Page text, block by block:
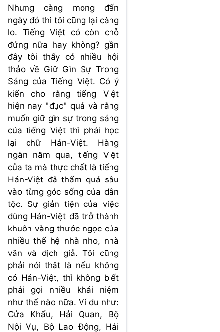
Nhưng càng mong đến
ngày đó thì tôi cũng lại càng
lo. Tiếng Việt có còn chỗ
đứng nữa hay không? gần
đây tôi thấy có nhiều hội
thảo về Giữ Gìn Sự Trong
Sáng của Tiếng Việt. Có ý
kiến cho rằng tiếng Việt
hiện nay "đục" quá và rằng
muốn giữ gìn sự trong sáng
của tiếng Việt thì phải học
lại chữ Hán-Việt. Hàng
ngàn năm qua, tiếng Việt
của ta mà thực chất là tiếng
Hán-Việt đã thấm quá sâu
vào từng góc sống của dân
tộc. Sự giản tiện của việc
dùng Hán-Việt đã trở thành
khuôn vàng thước ngọc của
nhiều thế hệ nhà nho, nhà
văn và dịch giả. Tôi cũng
phải nói thật là nếu không
có Hán-Việt, thì không biết
phải gọi nhiều khái niệm
như thế nào nữa. Ví dụ như:
Cửa Khẩu, Hải Quan, Bộ
Nội Vụ, Bộ Lao Động, Hải